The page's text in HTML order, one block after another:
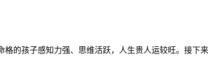
的孩子感知力强、思维活跃，人生贵人运较旺。接下